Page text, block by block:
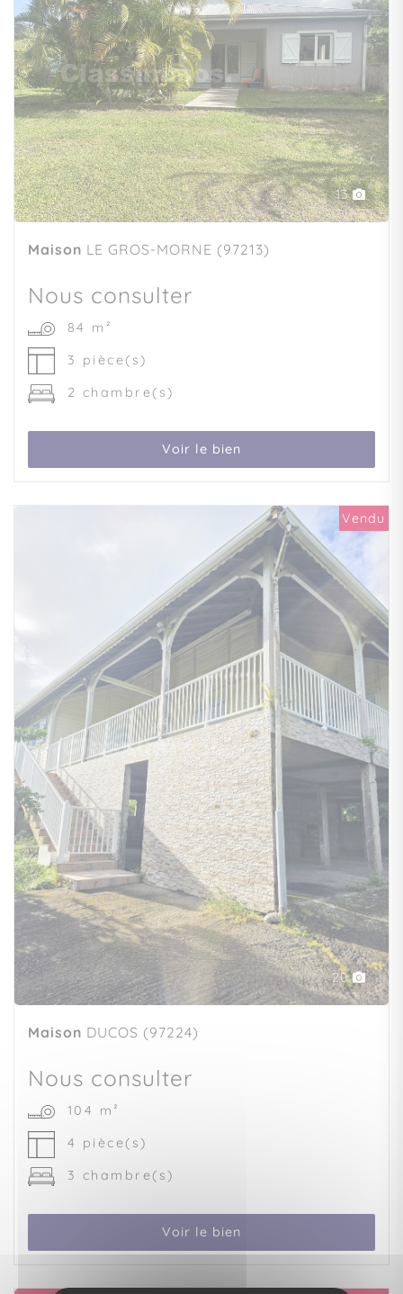
13
Maison LE GROS-MORNE (97213)
Nous consulter
84 m²
3 pièce(s)
2 chambre(s)
Voir le bien
Vendu
20
Maison DUCOS (97224)
Nous consulter
104 m²
4 pièce(s)
3 chambre(s)
Voir le bien